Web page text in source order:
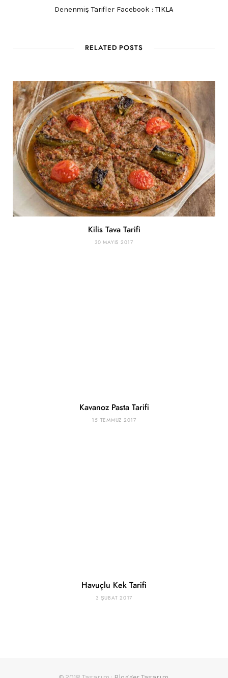
Denenmiş Tarifler Facebook :TIKLA
RELATED POSTS
Kilis Tava Tarifi
30 MAYIS 2017
Kavanoz Pasta Tarifi
15 TEMMUZ 2017
Havuçlu Kek Tarifi
3 ŞUBAT 2017